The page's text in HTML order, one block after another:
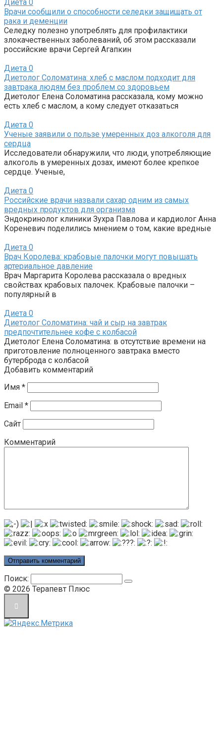
Диета 0
Врачи сообщили о способности селедки защищать от
рака и деменции
Селедку полезно употреблять для профилактики
злокачественных заболеваний, об этом рассказали
российские врачи Сергей Агапкин
Диета 0
Диетолог Соломатина: хлеб с маслом подходит для
завтрака людям без проблем со здоровьем
Диетолог Елена Соломатина рассказала, кому можно
есть хлеб с маслом, а кому следует отказаться
Диета 0
Ученые заявили о пользе умеренных доз алкоголя для
сердца
Исследователи обнаружили, что люди, употребляющие
алкоголь в умеренных дозах, имеют более крепкое
сердце. Ученые,
Диета 0
Российские врачи назвали сахар одним из самых
вредных продуктов для организма
Эндокринолог клиники Зухра Павлова и кардиолог Анна
Кореневич поделились мнением о том, какие вредные
Диета 0
Врач Королева: крабовые палочки могут повышать
артериальное давление
Врач Маргарита Королева рассказала о вредных
свойствах крабовых палочек. Крабовые палочки –
популярный в
Диета 0
Диетолог Соломатина: чай и сыр на завтрак
предпочтительнее кофе с колбасой
Диетолог Елена Соломатина: в отсутствие времени на
приготовление полноценного завтрака вместо
бутерброда с колбасой
Добавить комментарий
Имя *
Email *
Сайт
Комментарий
Поиск:
© 2026 Терапевт Плюс